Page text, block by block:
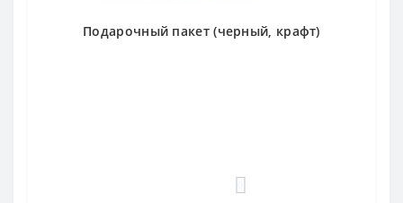
Подарочный пакет (черный, крафт)